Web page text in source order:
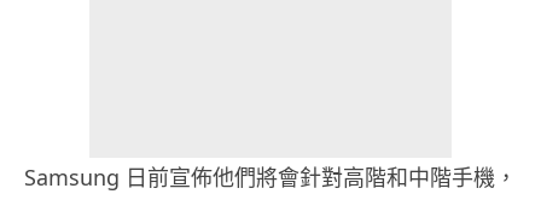
Samsung 日前宣佈他們將會針對高階和中階手機，